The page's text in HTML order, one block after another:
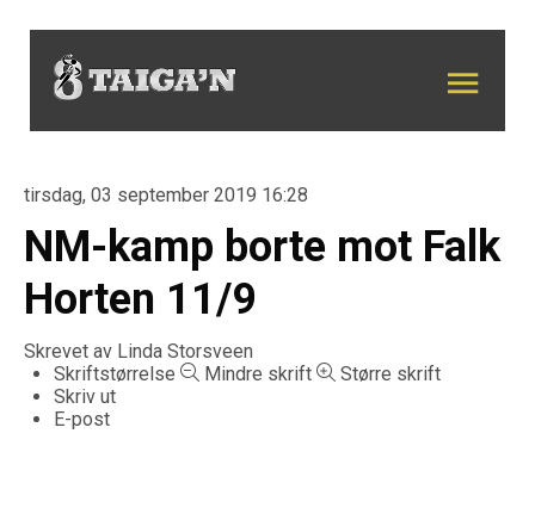
tirsdag, 03 september 2019 16:28
NM-kamp borte mot Falk
Horten 11/9
Skrevet av Linda Storsveen
Skriftstørrelse
Mindre skrift
Større skrift
Skriv ut
E-post